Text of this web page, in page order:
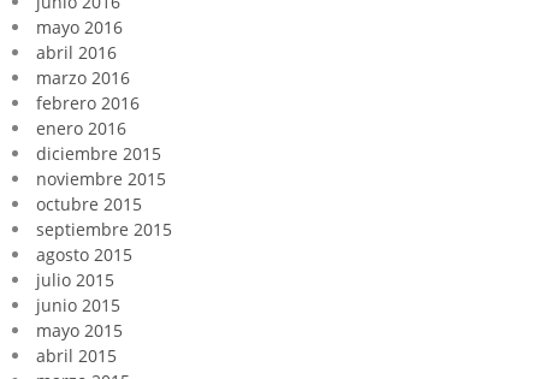
mayo 2016
abril 2016
marzo 2016
febrero 2016
enero 2016
diciembre 2015
noviembre 2015
octubre 2015
septiembre 2015
agosto 2015
julio 2015
junio 2015
mayo 2015
abril 2015